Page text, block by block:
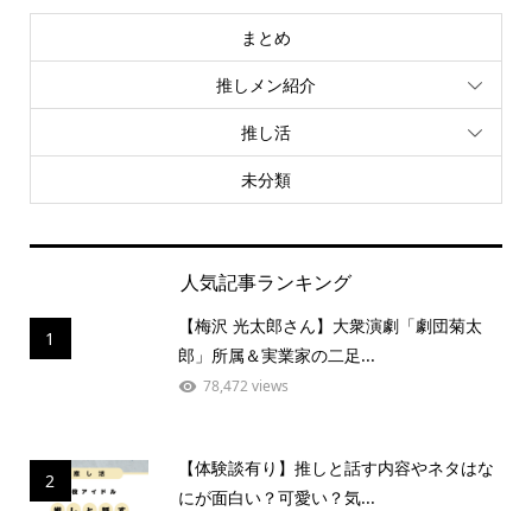
まとめ
推しメン紹介
推し活
未分類
人気記事ランキング
1
【梅沢 光太郎さん】大衆演劇「劇団菊太
郎」所属＆実業家の二足...
78,472 views
2
【体験談有り】推しと話す内容やネタはな
にが面白い？可愛い？気...